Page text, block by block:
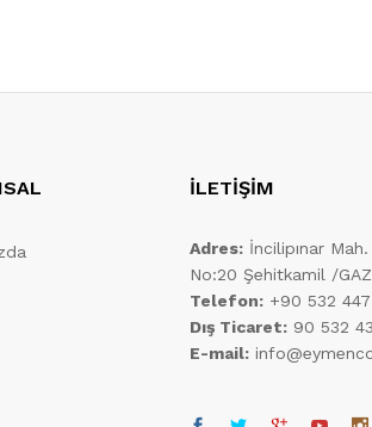
İLETİŞİM
Adres: İncilipınar
No:20 Şehitkamil /
Telefon: +90 532
Dış Ticaret: 90 532
E-mail: